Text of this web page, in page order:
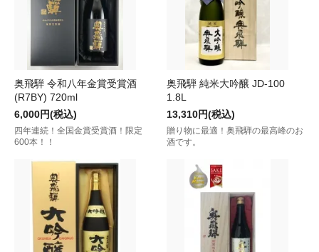
奥飛騨 令和八年金賞受賞酒
(R7BY) 720ml
6,000円(税込)
四年連続！全国金賞受賞酒！限定
600本！！
奥飛騨 純米大吟醸 JD-100
1.8L
13,310円(税込)
贈り物に最適！奥飛騨の最高峰のお
酒です。